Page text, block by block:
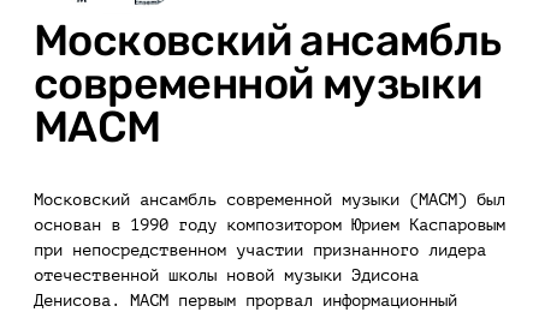
Московский ансамбль
современной музыки
МАСМ
Московский ансамбль современной музыки (МАСМ) был
основан в 1990 году композитором Юрием Каспаровым
при непосредственном участии признанного лидера
отечественной школы новой музыки Эдисона
Денисова. МАСМ первым прорвал информационный